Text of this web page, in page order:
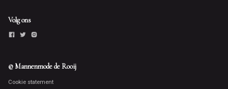
Volg ons
© Mannenmode de Rooij
Cookie statement